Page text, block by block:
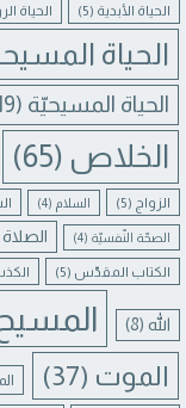
الحياة الأبدية (5) الحياة
الحياة
الحياة المسيحيّة (19)
الخلاص (65)
الزواج (5) السلام (4)
الصحّة النّفسيّة (4) الصلاة
الكتاب المقدّس (5)
الله (8) المسيح
الموت (37)